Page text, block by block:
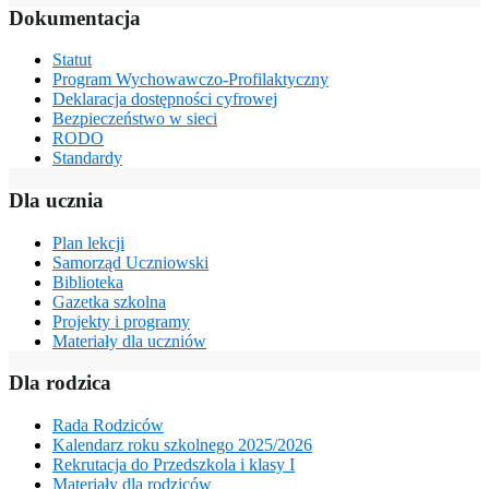
Dokumentacja
Statut
Program Wychowawczo-Profilaktyczny
Deklaracja dostępności cyfrowej
Bezpieczeństwo w sieci
RODO
Standardy
Dla ucznia
Plan lekcji
Samorząd Uczniowski
Biblioteka
Gazetka szkolna
Projekty i programy
Materiały dla uczniów
Dla rodzica
Rada Rodziców
Kalendarz roku szkolnego 2025/2026
Rekrutacja do Przedszkola i klasy I
Materiały dla rodziców